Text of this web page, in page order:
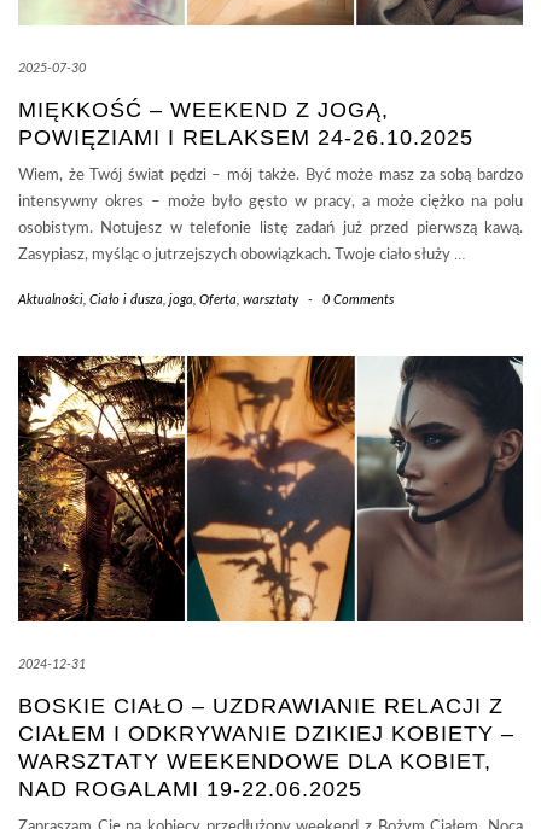
2025-07-30
MIĘKKOŚĆ – WEEKEND Z JOGĄ,
POWIĘZIAMI I RELAKSEM 24-26.10.2025
Wiem, że Twój świat pędzi – mój także. Być może masz za sobą bardzo
intensywny okres – może było gęsto w pracy, a może ciężko na polu
osobistym. Notujesz w telefonie listę zadań już przed pierwszą kawą.
Zasypiasz, myśląc o jutrzejszych obowiązkach. Twoje ciało służy …
Aktualności Ciało i dusza joga Oferta warsztaty - 0 Comments
2024-12-31
BOSKIE CIAŁO – UZDRAWIANIE RELACJI Z
CIAŁEM I ODKRYWANIE DZIKIEJ KOBIETY –
WARSZTATY WEEKENDOWE DLA KOBIET,
NAD ROGALAMI 19-22.06.2025